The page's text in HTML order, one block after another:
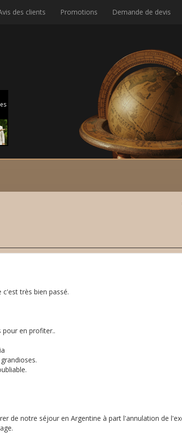
des clients Promotions Demande de devis
très bien passé.
en profiter..
de notre séjour en Argentine à part l'annulation de